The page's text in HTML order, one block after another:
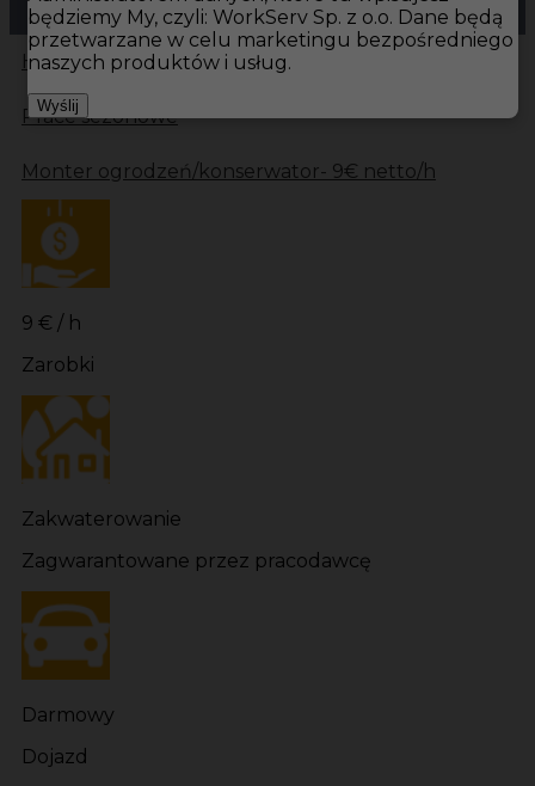
Hotistin Oferty pracyPrace sezonowe Szwecja
Prace sezonowe
Monter ogrodzeń/konserwator- 9€ netto/h
9 € / h
Zarobki
Zakwaterowanie
Zagwarantowane przez pracodawcę
Darmowy
Dojazd
będziemy My, czyli: WorkServ Sp. z o.o. Dane będą
przetwarzane w celu marketingu bezpośredniego
naszych produktów i usług.
Wyślij